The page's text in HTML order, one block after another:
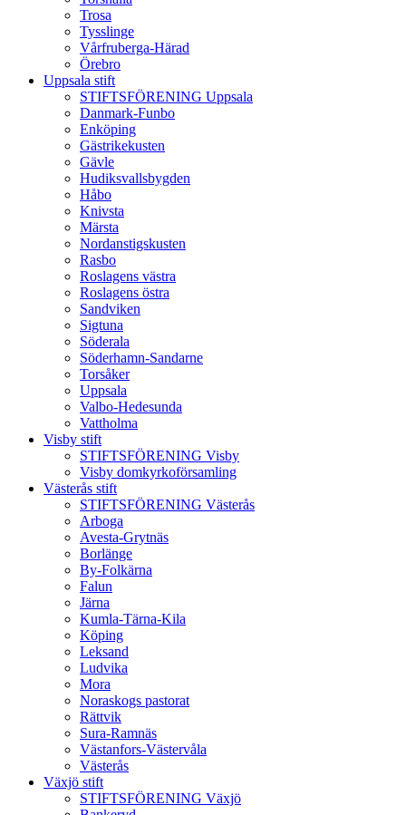
Trosa
Tysslinge
Vårfruberga-Härad
Örebro
Uppsala stift
STIFTSFÖRENING Uppsala
Danmark-Funbo
Enköping
Gästrikekusten
Gävle
Hudiksvallsbygden
Håbo
Knivsta
Märsta
Nordanstigskusten
Rasbo
Roslagens västra
Roslagens östra
Sandviken
Sigtuna
Söderala
Söderhamn-Sandarne
Torsåker
Uppsala
Valbo-Hedesunda
Vattholma
Visby stift
STIFTSFÖRENING Visby
Visby domkyrkoförsamling
Västerås stift
STIFTSFÖRENING Västerås
Arboga
Avesta-Grytnäs
Borlänge
By-Folkärna
Falun
Järna
Kumla-Tärna-Kila
Köping
Leksand
Ludvika
Mora
Noraskogs pastorat
Rättvik
Sura-Ramnäs
Västanfors-Västervåla
Västerås
Växjö stift
STIFTSFÖRENING Växjö